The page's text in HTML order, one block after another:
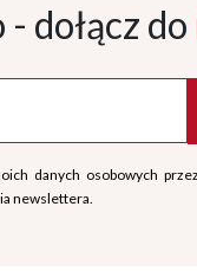
dołącz do
danych osobowych
newslettera.